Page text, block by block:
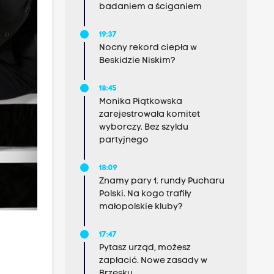
badaniem a ściganiem
19:37
Nocny rekord ciepła w
Beskidzie Niskim?
18:45
Monika Piątkowska
zarejestrowała komitet
wyborczy. Bez szyldu
partyjnego
18:09
Znamy pary 1. rundy Pucharu
Polski. Na kogo trafiły
małopolskie kluby?
17:47
Pytasz urząd, możesz
zapłacić. Nowe zasady w